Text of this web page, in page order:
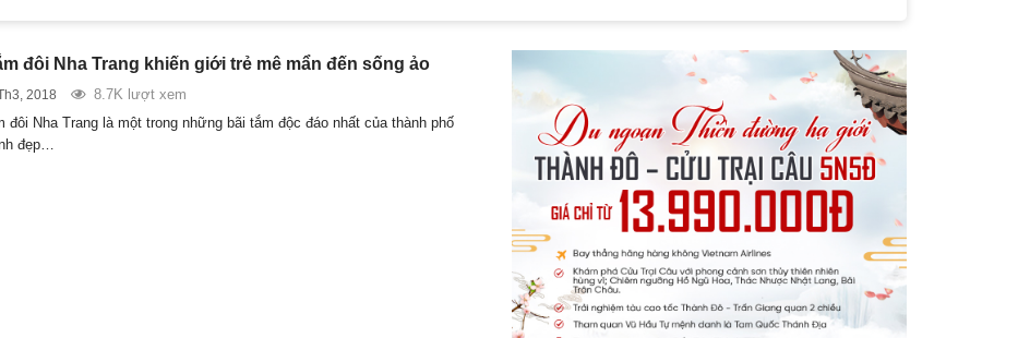
đôi Nha Trang khiến giới trẻ mê mẩn đến sống ảo
2018
8.7K lượt xem
đôi Nha Trang là một trong những bãi tắm độc đáo nhất của thành phố
đẹp…